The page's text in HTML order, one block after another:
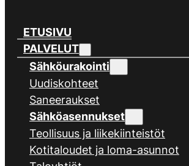
ETUSIVU
PALVELUT
Sähköurakointi
Uudiskohteet
Saneeraukset
Sähköasennukset
Teollisuus ja liikekiinteistöt
Kotitaloudet ja loma-asunnot